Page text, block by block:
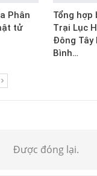
Phân
tử
Tổng hợp
Trại Lục
Đông Tây
Bình…
Được đóng lại.